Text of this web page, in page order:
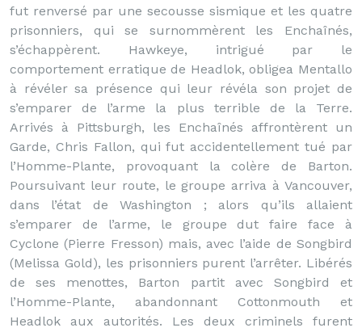
fut renversé par une secousse sismique et les quatre
prisonniers, qui se surnommèrent les Enchaînés,
s’échappèrent. Hawkeye, intrigué par le
comportement erratique de Headlok, obligea Mentallo
à révéler sa présence qui leur révéla son projet de
s’emparer de l’arme la plus terrible de la Terre.
Arrivés à Pittsburgh, les Enchaînés affrontèrent un
Garde, Chris Fallon, qui fut accidentellement tué par
l’Homme-Plante, provoquant la colère de Barton.
Poursuivant leur route, le groupe arriva à Vancouver,
dans l’état de Washington ; alors qu’ils allaient
s’emparer de l’arme, le groupe dut faire face à
Cyclone (Pierre Fresson) mais, avec l’aide de Songbird
(Melissa Gold), les prisonniers purent l’arrêter. Libérés
de ses menottes, Barton partit avec Songbird et
l’Homme-Plante, abandonnant Cottonmouth et
Headlok aux autorités. Les deux criminels furent